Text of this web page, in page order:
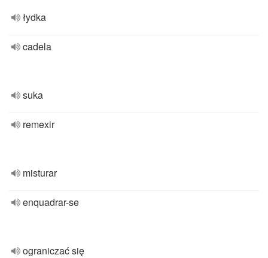
łydka
cadela
suka
remexir
misturar
enquadrar-se
ograniczać się